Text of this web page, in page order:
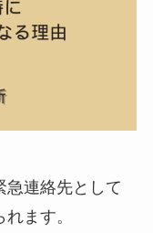
急連絡先として
ます。